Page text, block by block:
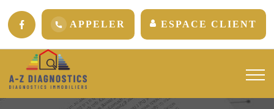
APPELER ESPACE CLIENT